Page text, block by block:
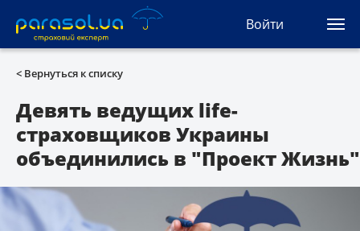
Войти
(093) 170-33-90
Ua En
Все сервисы
Автогражданка
Туристическая
< Вернуться к списку
Девять ведущих life-
страховщиков Украины
объединились в "Проект Жизнь"